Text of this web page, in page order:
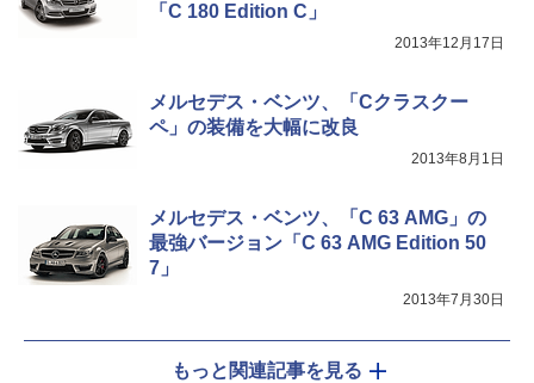
「C 180 Edition C」
2013年12月17日
メルセデス・ベンツ、「Cクラスクー
ペ」の装備を大幅に改良
2013年8月1日
メルセデス・ベンツ、「C 63 AMG」の
最強バージョン「C 63 AMG Edition 50
7」
2013年7月30日
もっと関連記事を見る